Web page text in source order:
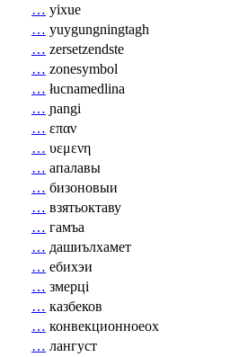
… yixue
… yuygungningtagh
… zersetzendste
… zonesymbol
… łucnamedlina
… ɲangi
… επαν
… υεμενη
… апалавы
… бизоновыи
… взятьоктаву
… гамъа
… дашиълхамет
… ебихэи
… змерці
… казбеков
… конвекционноеох
… лангуст